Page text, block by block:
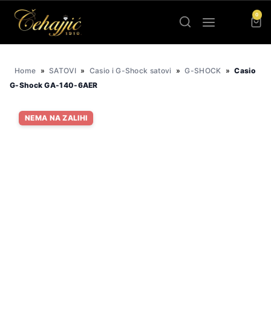
0
Home » SATOVI » Casio i G-Shock satovi » G-SHOCK » Casio
G-Shock GA-140-6AER
NEMA NA ZALIHI